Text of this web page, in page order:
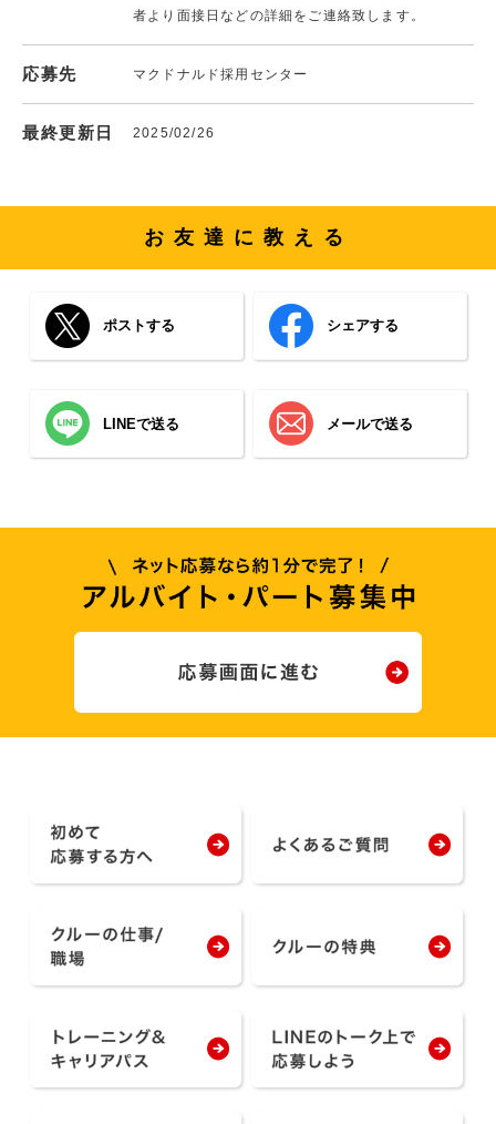
者より面接日などの詳細をご連絡致します。
応募先 マクドナルド採用センター
最終更新日 2025/02/26
お友達に教える
ポストする シェアする
LINEで送る メールで送る